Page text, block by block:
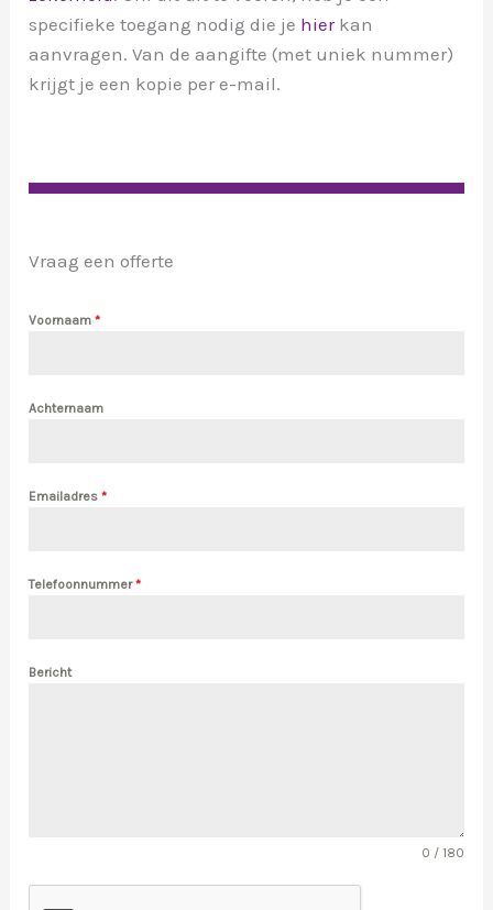
specifieke toegang nodig die je hierkan
aanvragen. Van de aangifte (met uniek nummer)
krijgt je een kopie per e-mail.
Vraag een offerte
Voornaam*
Achternaam
Emailadres*
Telefoonnummer*
Bericht
0 / 180